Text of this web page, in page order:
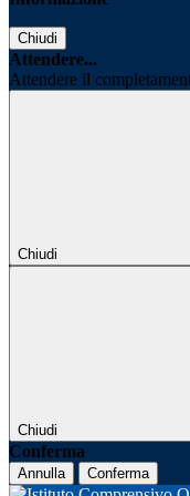
Chiudi
Attendere...
Attendere il
Chiudi
Chiudi
Conferma
Annulla Conferma